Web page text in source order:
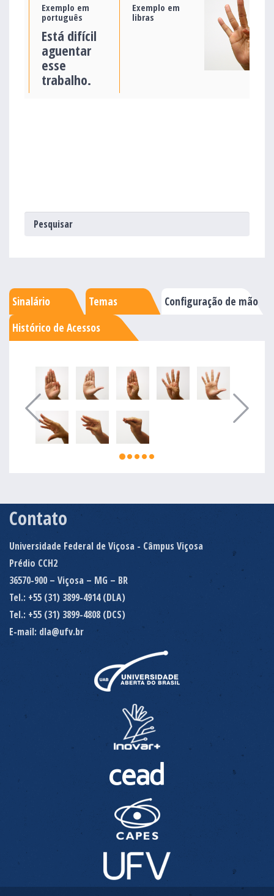
Exemplo em
português
Está difícil
aguentar
esse
trabalho.
Exemplo em
libras
Sinalário Temas
Configuração de mão
Histórico de Acessos
Contato
Universidade Federal de Viçosa - Câmpus Viçosa
Prédio CCH2
36570-900 – Viçosa – MG – BR
Tel.: +55 (31) 3899-4914 (DLA)
Tel.: +55 (31) 3899-4808 (DCS)
E-mail: dla@ufv.br